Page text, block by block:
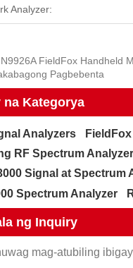
Analyzer:
FieldFox Handheld
Pagbebenta
na Kategorya
Analyzers
RF Spectrum Analyzer
Signal at Spectrum
Spectrum Analyzer
ng Inquiry
mag-atubiling